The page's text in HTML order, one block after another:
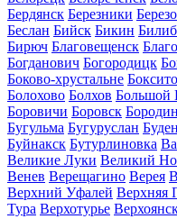
Бердянск Березники
Беслан Бийск Бикин
Бирюч Благовещенск
Богданович Богородицк
Боково-хрустальне
Болохово Болхов Большой
Боровичи Боровск
Бугульма Бугуруслан
Буйнакск Бутурлиновка
Великие Луки Великий
Венев Верещагино Верея
Верхний Уфалей Верхняя
Тура Верхотурье